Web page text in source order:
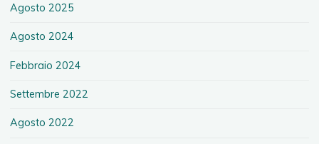
Agosto 2025
Agosto 2024
Febbraio 2024
Settembre 2022
Agosto 2022